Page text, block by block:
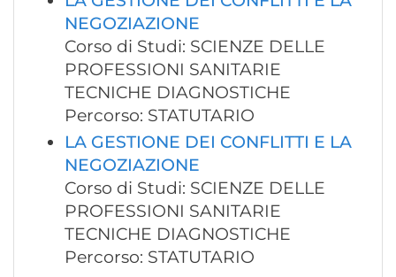
NEGOZIAZIONE
Corso di Studi: SCIENZE DELLE
PROFESSIONI SANITARIE
TECNICHE DIAGNOSTICHE
Percorso: STATUTARIO
LA GESTIONE DEI CONFLITTI E LA
NEGOZIAZIONE
Corso di Studi: SCIENZE DELLE
PROFESSIONI SANITARIE
TECNICHE DIAGNOSTICHE
Percorso: STATUTARIO